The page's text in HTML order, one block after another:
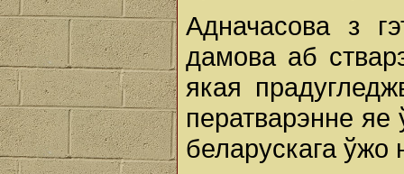
Адначасова з
дамова аб
якая
ператварэнне яе
беларускага ўжо